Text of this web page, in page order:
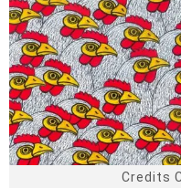
Credits